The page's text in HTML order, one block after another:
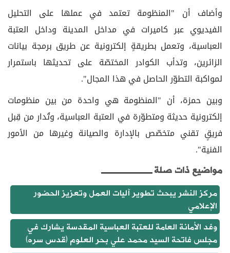
وأضاف أن "المنظومة تعتمد في عملها على التحليل
الفيديوي عبر كاميرات في مداخل المدينة وداخل العتبة
العباسية، وتعمل بطريقةٍ إلكترونية عن طريق برمجة بيانات
الزائرين، وتدأب الكوادر المختصّة على تحديثها باستمرار
لمواكبة التطوّر الحاصل في هذا المجال".
وبين حمزة، أن "المنظومة هي واحدة من بين منظومات
إلكترونية حديثة ومتطوّرة في العتبة العباسية، وتُدار من قِبل
فريقٍ تقني متخصّص بالإدارة والصيانة وغيرها من الأمور
الفنية".
مواضيع ذات صلة
مركز النشر يبحث تطوير آليات العمل وتعزيز الحضور
الإعلامي
وفد الأمانة العامة للعتبة العباسية المقدسة يشارك في
مجلس فاتحة السيد محمد علي بحر العلوم (قدس سره)